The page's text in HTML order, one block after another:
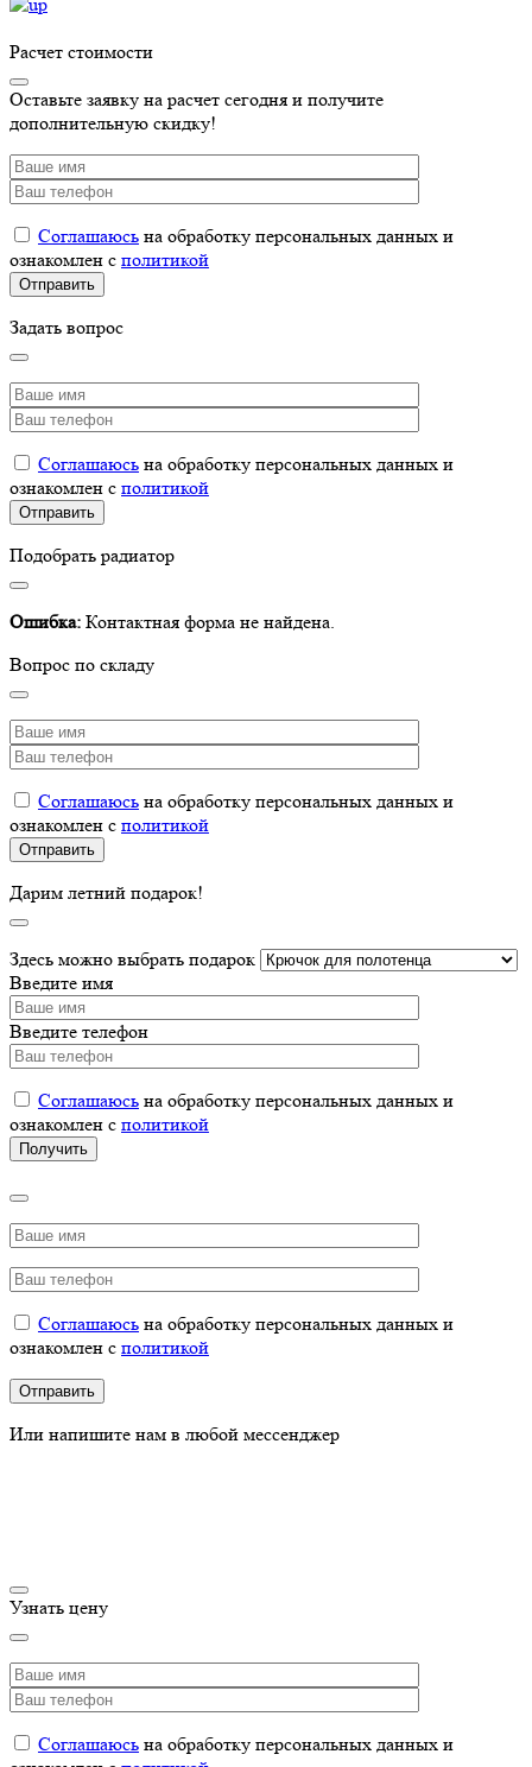
Расчет стоимости
Оставьте заявку на расчет сегодня и получите
дополнительную скидку!
Соглашаюсь на обработку персональных данных и
ознакомлен с политикой
Задать вопрос
Соглашаюсь на обработку персональных данных и
ознакомлен с политикой
Подобрать радиатор
Ошибка: Контактная форма не найдена.
Вопрос по складу
Соглашаюсь на обработку персональных данных и
ознакомлен с политикой
Дарим летний подарок!
Здесь можно выбрать подарок
Введите имя
Введите телефон
Соглашаюсь на обработку персональных данных и
ознакомлен с политикой
Соглашаюсь на обработку персональных данных и
ознакомлен с политикой
Или напишите нам в любой мессенджер
Узнать цену
Соглашаюсь на обработку персональных данных и